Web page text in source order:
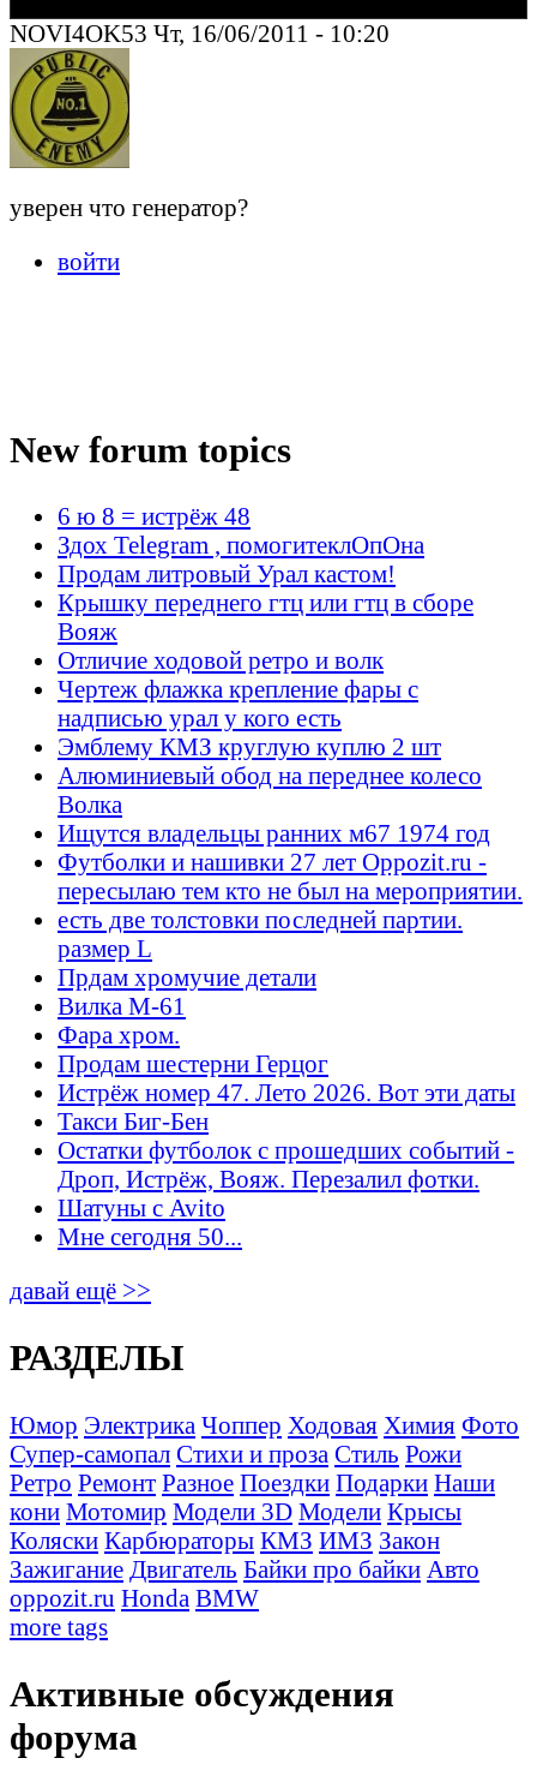
NOVI4OK53 Чт, 16/06/2011 - 10:20
уверен что генератор?
войти
New forum topics
6 ю 8 = истрёж 48
Здох Telegram , помогитеклОпОна
Продам литровый Урал кастом!
Крышку переднего гтц или гтц в сборе
Вояж
Отличие ходовой ретро и волк
Чертеж флажка крепление фары с
надписью урал у кого есть
Эмблему КМЗ круглую куплю 2 шт
Алюминиевый обод на переднее колесо
Волка
Ищутся владельцы ранних м67 1974 год
Футболки и нашивки 27 лет Oppozit.ru -
пересылаю тем кто не был на мероприятии.
есть две толстовки последней партии.
размер L
Прдам хромучие детали
Вилка М-61
Фара хром.
Продам шестерни Герцог
Истрёж номер 47. Лето 2026. Вот эти даты
Такси Биг-Бен
Остатки футболок с прошедших событий -
Дроп, Истрёж, Вояж. Перезалил фотки.
Шатуны с Avito
Мне сегодня 50...
давай ещё >>
РАЗДЕЛЫ
Юмор Электрика Чоппер Ходовая Химия Фото
Супер-самопал Стихи и проза Стиль Рожи
Ретро Ремонт Разное Поездки Подарки Наши
кони Мотомир Модели 3D Модели Крысы
Коляски Карбюраторы КМЗ ИМЗ Закон
Зажигание Двигатель Байки про байки Авто
oppozit.ru Honda BMW
more tags
Активные обсуждения
форума